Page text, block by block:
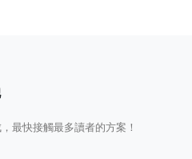
最快接觸最多讀者的方案！